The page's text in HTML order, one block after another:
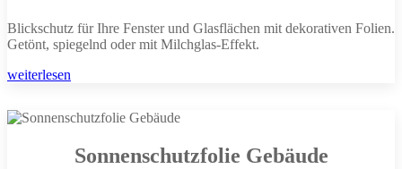
Blickschutz für Ihre Fenster und Glasflächen mit dekorativen Folien.
Getönt, spiegelnd oder mit Milchglas-Effekt.
weiterlesen
Sonnenschutzfolie Gebäude